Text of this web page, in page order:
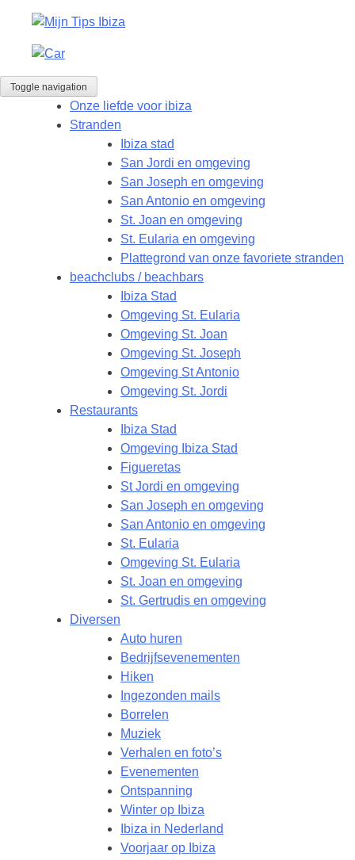
Toggle navigation
Onze liefde voor ibiza
Stranden
Ibiza stad
San Jordi en omgeving
San Joseph en omgeving
San Antonio en omgeving
St. Joan en omgeving
St. Eularia en omgeving
Plattegrond van onze favoriete stranden
beachclubs / beachbars
Ibiza Stad
Omgeving St. Eularia
Omgeving St. Joan
Omgeving St. Joseph
Omgeving St Antonio
Omgeving St. Jordi
Restaurants
Ibiza Stad
Omgeving Ibiza Stad
Figueretas
St Jordi en omgeving
San Joseph en omgeving
San Antonio en omgeving
St. Eularia
Omgeving St. Eularia
St. Joan en omgeving
St. Gertrudis en omgeving
Diversen
Auto huren
Bedrijfsevenementen
Hiken
Ingezonden mails
Borrelen
Muziek
Verhalen en foto’s
Evenementen
Ontspanning
Winter op Ibiza
Ibiza in Nederland
Voorjaar op Ibiza